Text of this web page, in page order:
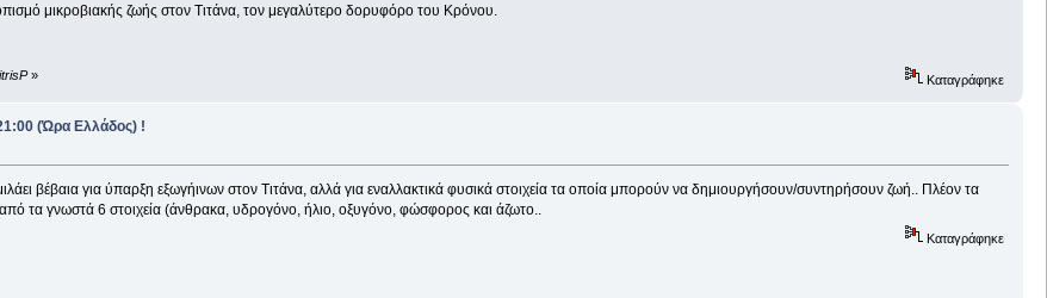
μικροβιακής ζωής στον Τιτάνα, τον μεγαλύτερο δορυφόρο του Κρόνου.
» Καταγράφηκε
(Ώρα Ελλάδος) !
βέβαια για ύπαρξη εξωγήινων στον Τιτάνα, αλλά για εναλλακτικά φυσικά στοιχεία τα οποία μπορούν να δημιουργήσουν/συντηρήσουν ζωή.. Πλέον τα
τα γνωστά 6 στοιχεία (άνθρακα, υδρογόνο, ήλιο, οξυγόνο, φώσφορος και άζωτο..
Καταγράφηκε